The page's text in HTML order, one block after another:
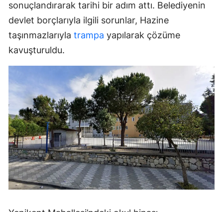
sonuçlandırarak tarihi bir adım attı. Belediyenin
devlet borçlarıyla ilgili sorunlar, Hazine
taşınmazlarıyla trampa yapılarak çözüme
kavuşturuldu.